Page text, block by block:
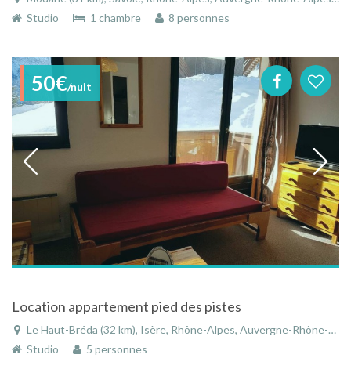
Studio
1 chambre 8 personnes
50€/nuit
Location appartement pied des pistes
Le Haut-Bréda (32 km), Isère, Rhône-Alpes, Auvergne-Rhône-Alpes, France
Studio
5 personnes